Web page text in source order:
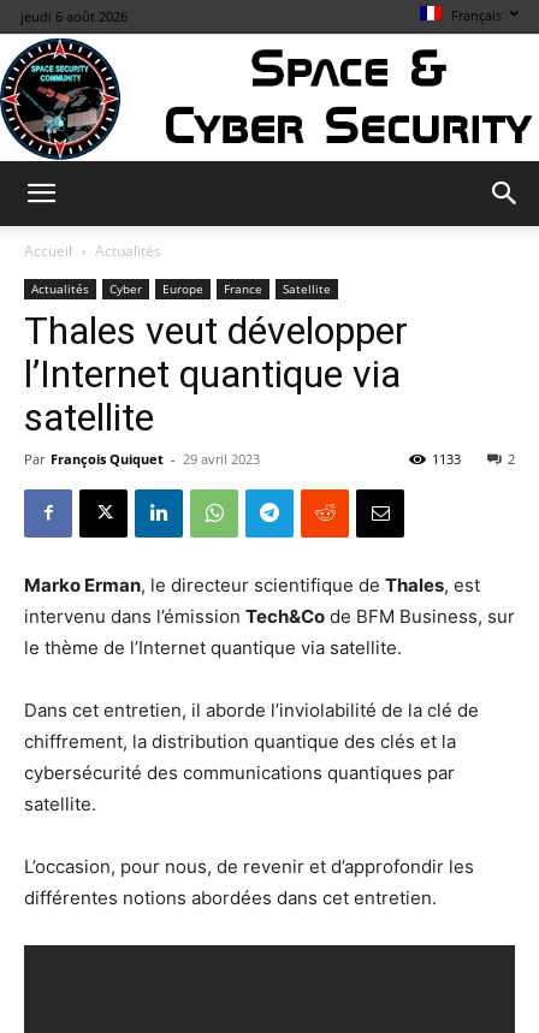
jeudi 6 août 2026 Français
&
Info
Accueil Actualités
Actualités Cyber Europe France Satellite
Thales veut développer
l’Internet quantique via
satellite
Par François Quiquet - 29 avril 2023 2
1133
Marko Erman, le directeur scientifique de Thales, est
intervenu dans l’émission Tech&Co de BFM Business, sur
le thème de l’Internet quantique via satellite.
Dans cet entretien, il aborde l’inviolabilité de la clé de
chiffrement, la distribution quantique des clés et la
cybersécurité des communications quantiques par
satellite.
L’occasion, pour nous, de revenir et d’approfondir les
différentes notions abordées dans cet entretien.